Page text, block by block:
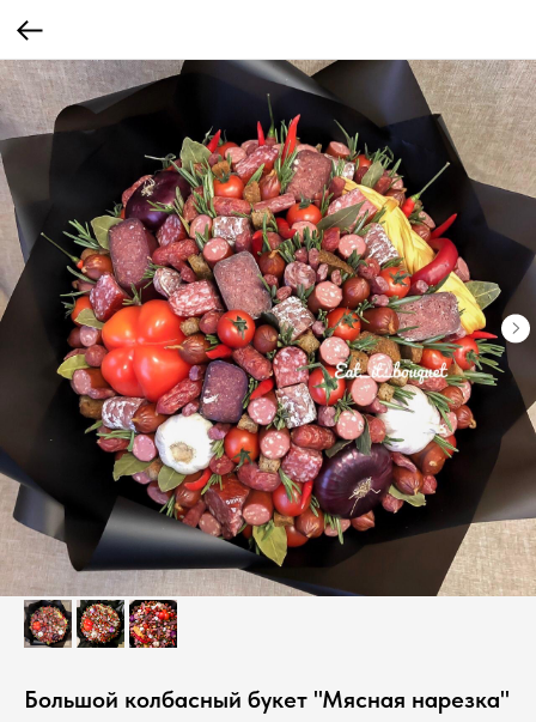
Большой колбасный букет "Мясная нарезка"